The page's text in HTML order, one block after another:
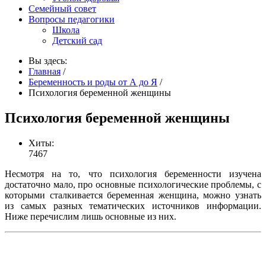
Семейный совет
Вопросы педагогики
Школа
Детский сад
Вы здесь:
Главная /
Беременность и роды от А до Я /
Психология беременной женщины
Психология беременной женщины
Хиты:
7467
Несмотря на то, что психология беременности изучена
достаточно мало, про основные психологические проблемы, с
которыми сталкивается беременная женщина, можно узнать
из самых разных тематических источников информации.
Ниже перечислим лишь основные из них.